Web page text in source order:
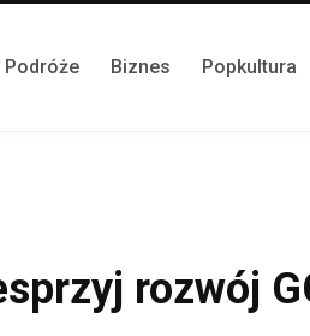
Podróże Biznes Popkultura
rozwój